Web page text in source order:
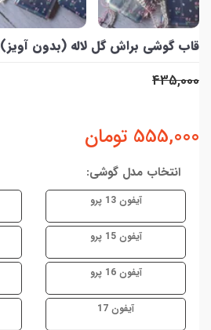
قاب گوشی براش گل لاله (بدون آویز)
435,000
555,000 تومان
انتخاب مدل گوشی:
آیفون 13 پرو
آیفون 15 پرو
آیفون 16 پرو
آیفون 17